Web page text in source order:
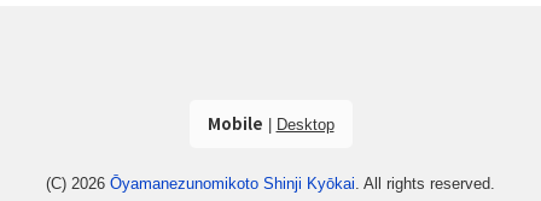
Mobile Desktop
(C) 2026 Ōyamanezunomikoto Shinji Kyōkai . All rights reserved.